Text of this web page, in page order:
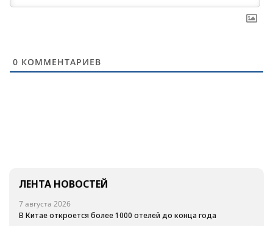
0 КОММЕНТАРИЕВ
ЛЕНТА НОВОСТЕЙ
7 августа 2026
В Китае откроется более 1000 отелей до конца года